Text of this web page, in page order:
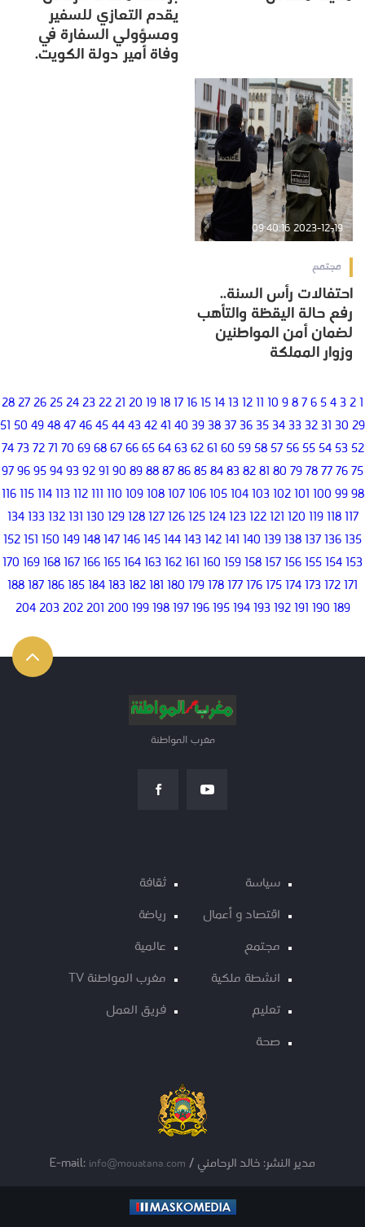
يقدم التعازي للسفير
ومسؤولي السفارة في
وفاة أمير دولة الكويت.
2023-12-19 09:40:16
مجتمع
احتفالات رأس السنة..
رفع حالة اليقظة والتأهب
لضمان أمن المواطنين
وزوار المملكة
1
2
3
4
5
6
7
8
9
10
11
12
13
14
15
16
17
18
19
20
21
22
23
24
25
26
27
28
29
30
31
32
33
34
35
36
37
38
39
40
41
42
43
44
45
46
47
48
49
50
51
52
53
54
55
56
57
58
59
60
61
62
63
64
65
66
67
68
69
70
71
72
73
74
75
76
77
78
79
80
81
82
83
84
85
86
87
88
89
90
91
92
93
94
95
96
97
98
99
100
101
102
103
104
105
106
107
108
109
110
111
112
113
114
115
116
117
118
119
120
121
122
123
124
125
126
127
128
129
130
131
132
133
134
135
136
137
138
139
140
141
142
143
144
145
146
147
148
149
150
151
152
153
154
155
156
157
158
159
160
161
162
163
164
165
166
167
168
169
170
171
172
173
174
175
176
177
178
179
180
181
182
183
184
185
186
187
188
189
190
191
192
193
194
195
196
197
198
199
200
201
202
203
204
مغرب المواطنة
سياسة
اقتصاد و أعمال
مجتمع
انشطة ملكية
تعليم
صحة
ثقافة
رياضة
عالمية
مغرب المواطنة TV
فريق العمل
مدير النشر: خالد الرحامني / E-mail: info@mouatana.com